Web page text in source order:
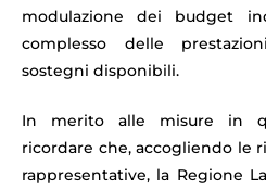
modulazione dei budget
complesso delle
sostegni disponibili.
In merito alle misure in
ricordare che, accogliendo le
rappresentative, la Regione